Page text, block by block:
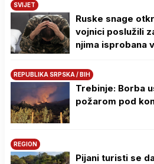
SVIJET
Ruske snage
vojnici poslužili
njima isprobana
REPUBLIKA SRPSKA / BIH
Trebinje: Borba
požarom pod
REGION
Pijani turisti se